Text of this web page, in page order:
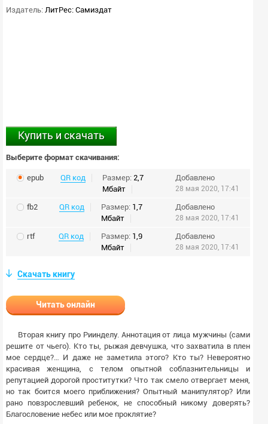
Издатель: ЛитРес: Самиздат
Купить и скачать
Выберите формат скачивания:
epub QR код Размер: 2,7
Мбайт
Добавлено
28 мая 2020, 17:41
fb2 QR код Размер: 1,7
Мбайт
Добавлено
28 мая 2020, 17:41
rtf QR код Размер: 1,9
Мбайт
Добавлено
28 мая 2020, 17:41
Скачать книгу
Читать онлайн
Вторая книгу про Риинделу. Аннотация от лица мужчины (сами
решите от чьего). Кто ты, рыжая девчушка, что захватила в плен
мое сердце?… И даже не заметила этого? Кто ты? Невероятно
красивая женщина, с телом опытной соблазнительницы и
репутацией дорогой проститутки? Что так смело отвергает меня,
но так боится моего приближения? Опытный манипулятор? Или
рано повзрослевший ребенок, не способный никому доверять?
Благословение небес или мое проклятие?